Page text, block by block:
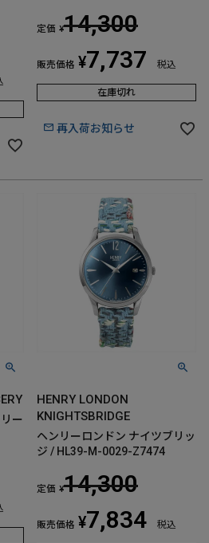
定価 ¥14,300
販売価格 ¥7,737 税込
在庫切れ
再入荷お知らせ
ー
HENRY LONDON
KNIGHTSBRIDGE
ヘンリーロンドン ナイツブリッ
ジ / HL39-M-0029-Z7474
定価 ¥14,300
販売価格 ¥7,834 税込